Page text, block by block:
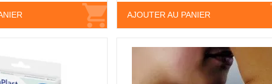
AJOUTER AU PANIER